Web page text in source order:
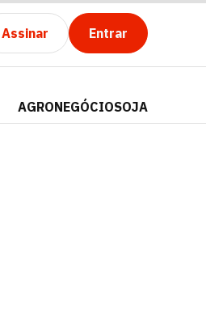
Assinar Entrar
AGRONEGÓCIOSOJA